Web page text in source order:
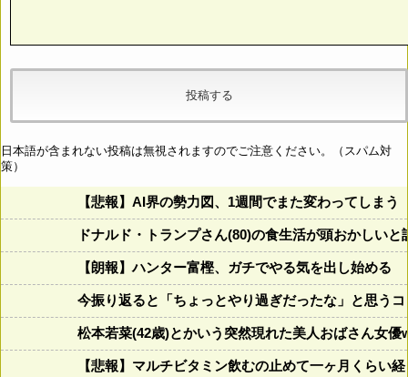
日本語が含まれない投稿は無視されますのでご注意ください。（スパム対
策）
【悲報】AI界の勢力図、1週間でまた変わってしまう
ドナルド・トランプさん(80)の食生活が頭おかしい
【朗報】ハンター富樫、ガチでやる気を出し始める
今振り返ると「ちょっとやり過ぎだったな」と思う
松本若菜(42歳)とかいう突然現れた美人おばさん女優
【悲報】マルチビタミン飲むの止めて一ヶ月くらい